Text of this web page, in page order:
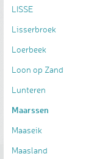
LISSE
Lisserbroek
Loerbeek
Loon op Zand
Lunteren
Maarssen
Maaseik
Maasland